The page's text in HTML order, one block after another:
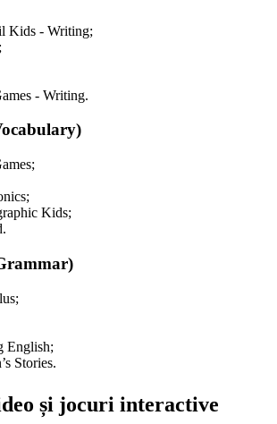
Kids - Writing;
- Writing.
Kids;
English;
Stories.
și jocuri interactive